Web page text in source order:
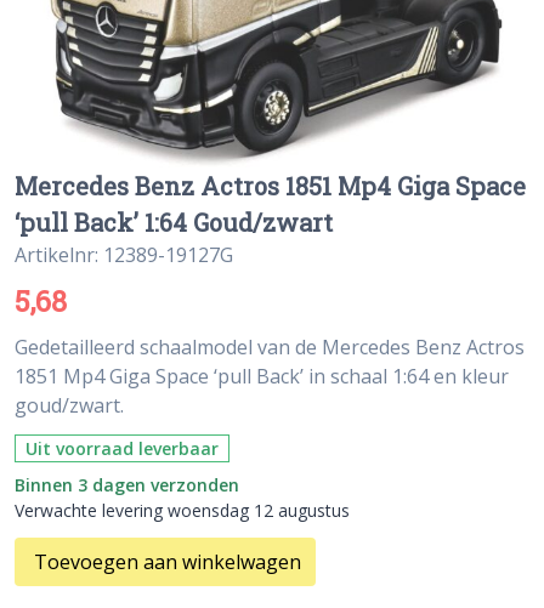
Mercedes Benz Actros 1851 Mp4 Giga Space
‘pull Back’ 1:64 Goud/zwart
Artikelnr: 12389-19127G
5,68
Gedetailleerd schaalmodel van de Mercedes Benz Actros
1851 Mp4 Giga Space ‘pull Back’ in schaal 1:64 en kleur
goud/zwart.
Uit voorraad leverbaar
Binnen 3 dagen verzonden
Verwachte levering woensdag 12 augustus
Toevoegen aan winkelwagen